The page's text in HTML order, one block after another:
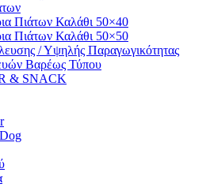
Πιάτων Καλάθι 50×40
Πιάτων Καλάθι 50×50
/ Υψηλής Παραγωγικότητας
Βαρέως Τύπου
& SNACK